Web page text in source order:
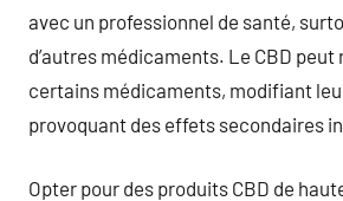
avec un professionnel de santé,
d’autres médicaments. Le CBD peut
certains médicaments, modifiant
provoquant des effets secondaires
Opter pour des produits CBD de